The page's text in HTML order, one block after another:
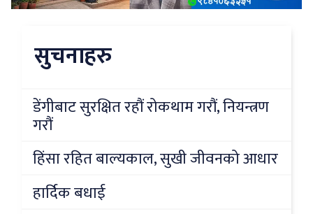
सुचनाहरु
डेंगीबाट सुरक्षित रहौं रोकथाम गरौं, नियन्त्रण
गरौं
हिंसा रहित बाल्यकाल, सुखी जीवनको आधार
हार्दिक बधाई